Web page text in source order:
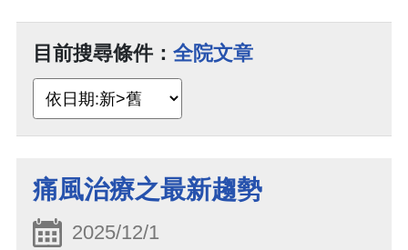
目前搜尋條件： 全院文章
痛風治療之最新趨勢
2025/12/1